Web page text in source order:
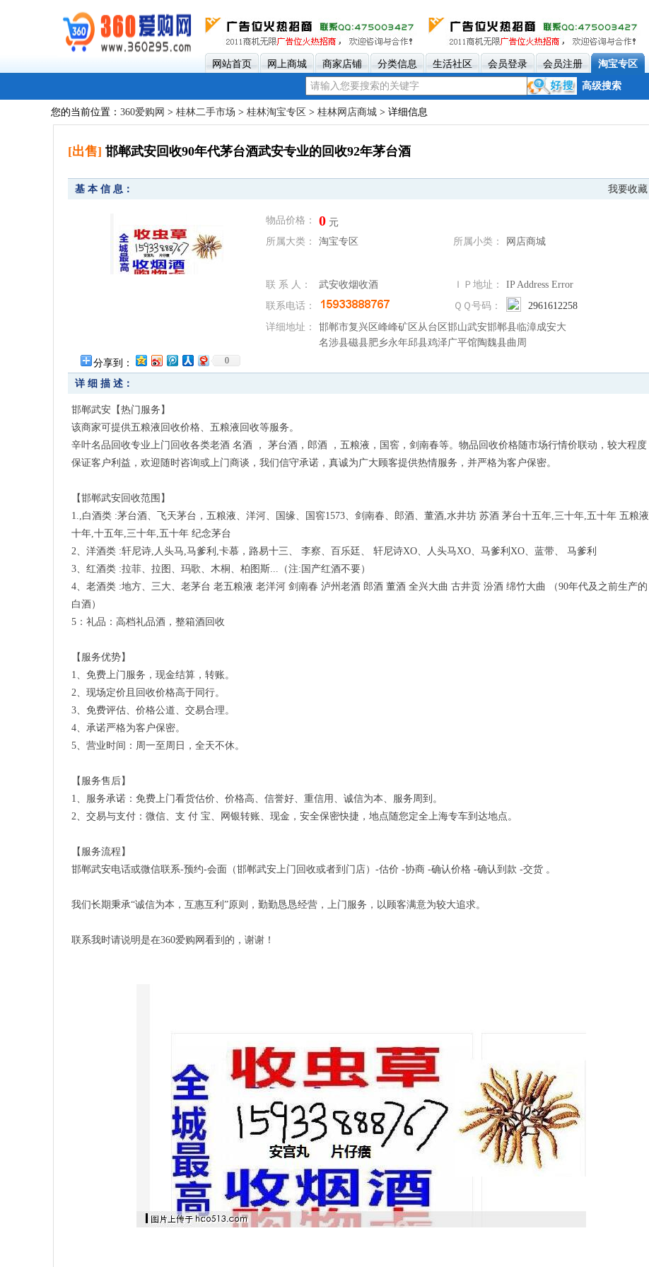
网站首页 网上商城 商家店铺 分类信息 生活社区 会员登录 会员注册 淘宝专区
高级搜索
您的当前位置： 360爱购网 > 桂林二手市场 > 桂林淘宝专区 > 桂林网店商城 > 详细信息
[出售] 邯郸武安回收90年代茅台酒武安专业的回收92年茅台酒
基 本 信 息： 我要收藏
分享到： 0
物品价格： 0元
所属大类：
淘宝专区 所属小类： 网店商城
联 系 人： 武安收烟收酒 ＩＰ地址：
IP Address Error
联系电话：
ＱＱ号码：
2961612258
详细地址：
邯郸市复兴区峰峰矿区从台区邯山武安邯郸县临漳成安大
名涉县磁县肥乡永年邱县鸡泽广平馆陶魏县曲周
详 细 描 述：
邯郸武安【热门服务】
该商家可提供五粮液回收价格、五粮液回收等服务。
辛叶名品回收专业上门回收各类老酒 名酒 ， 茅台酒，郎酒 ，五粮液，国窖，剑南春等。物品回收价格随市场行情价联动，较大程度
保证客户利益，欢迎随时咨询或上门商谈，我们信守承诺，真诚为广大顾客提供热情服务，并严格为客户保密。
【邯郸武安回收范围】
1.,白酒类 :茅台酒、飞天茅台，五粮液、洋河、国缘、国窖1573、剑南春、郎酒、董酒,水井坊 苏酒 茅台十五年,三十年,五十年 五粮液
十年,十五年,三十年,五十年 纪念茅台
2、洋酒类 :轩尼诗,人头马,马爹利,卡慕，路易十三、 李察、百乐廷、 轩尼诗XO、人头马XO、马爹利XO、蓝带、 马爹利
3、红酒类 :拉菲、拉图、玛歌、木桐、柏图斯...（注:国产红酒不要）
4、老酒类 :地方、三大、老茅台 老五粮液 老洋河 剑南春 泸州老酒 郎酒 董酒 全兴大曲 古井贡 汾酒 绵竹大曲 （90年代及之前生产的
白酒）
5：礼品：高档礼品酒，整箱酒回收
【服务优势】
1、免费上门服务，现金结算，转账。
2、现场定价且回收价格高于同行。
3、免费评估、价格公道、交易合理。
4、承诺严格为客户保密。
5、营业时间：周一至周日，全天不休。
【服务售后】
1、服务承诺：免费上门看货估价、价格高、信誉好、重信用、诚信为本、服务周到。
2、交易与支付：微信、支 付 宝、网银转账、现金，安全保密快捷，地点随您定全上海专车到达地点。
【服务流程】
邯郸武安电话或微信联系-预约-会面（邯郸武安上门回收或者到门店）-估价 -协商 -确认价格 -确认到款 -交货 。
我们长期秉承“诚信为本，互惠互利”原则，勤勤恳恳经营，上门服务，以顾客满意为较大追求。
联系我时请说明是在360爱购网看到的，谢谢！